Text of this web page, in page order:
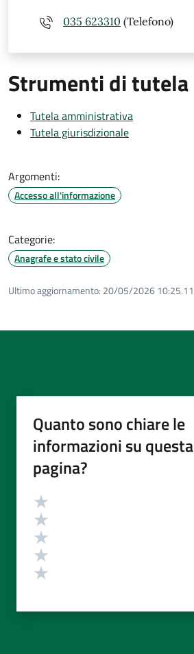
035 623310 (Telefono)
Strumenti di tutela
Tutela amministrativa
Tutela giurisdizionale
Argomenti:
Accesso all'informazione
Categorie:
Anagrafe e stato civile
Ultimo aggiornamento: 20/05/2026 10:25.11
Quanto sono chiare le
informazioni su questa
pagina?
Valutazione